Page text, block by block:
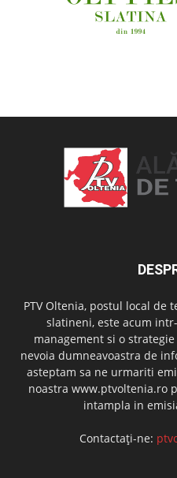
PTV Oltenia, postul local de
slatineni, este acum
management si o
nevoia dumneavoastra de
asteptam sa ne urmariti
noastra www.ptvoltenia.ro
intampla in
Contactați-ne: